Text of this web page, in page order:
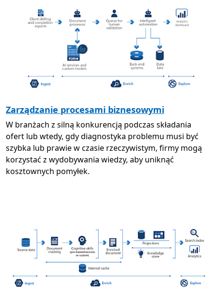
Zarządzanie procesami biznesowymi
W branżach z silną konkurencją podczas składania
ofert lub wtedy, gdy diagnostyka problemu musi być
szybka lub prawie w czasie rzeczywistym, firmy mogą
korzystać z wydobywania wiedzy, aby uniknąć
kosztownych pomyłek.